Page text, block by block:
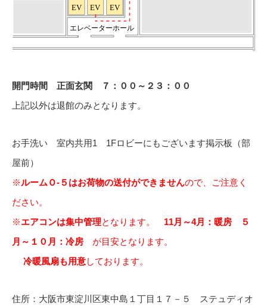
開門時間 正面玄関 ７：００～２３：００
上記以外は退館のみとなります。
お手洗い 室内共用1 1Fロビーにもございます掲示板（部
屋前）
※ルームＯ-５はお荷物の送付ができませんので、ご注意く
ださい。
※エアコンは集中管理となります。 11月～4月：暖房 ５
月～１０月：冷房 が目安となります。
冷暖風扇も用意しております。
住所：大阪市東淀川区東中島１丁目１７－５ ステュディオ